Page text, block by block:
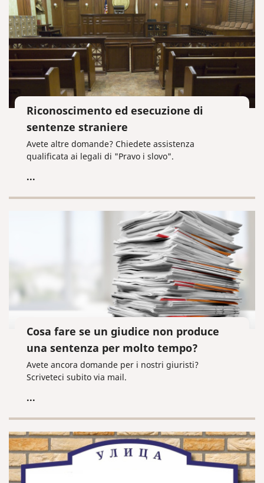
Riconoscimento ed esecuzione di
sentenze straniere
Avete altre domande? Chiedete assistenza
qualificata ai legali di "Pravo i slovo".
...
Cosa fare se un giudice non produce
una sentenza per molto tempo?
Avete ancora domande per i nostri giuristi?
Scriveteci subito via mail.
...